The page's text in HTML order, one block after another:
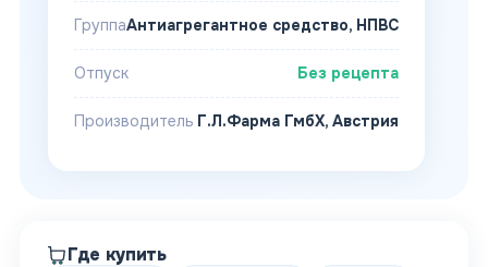
ГруппаАнтиагрегантное средство, НПВС
Отпуск Без рецепта
Производитель Г.Л.Фарма ГмбХ, Австрия
Где купить